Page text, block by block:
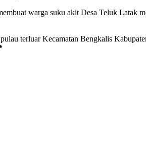
warga suku akit Desa Teluk Latak
terluar Kecamatan Bengkalis